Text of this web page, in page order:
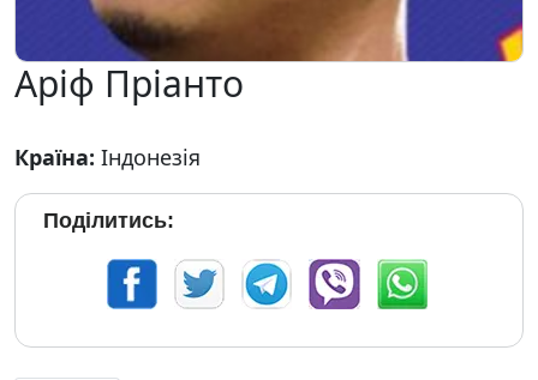
Аріф Пріанто
Країна: Індонезія
Поділитись: